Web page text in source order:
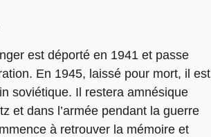
est déporté en 1941 et passe
En 1945, laissé pour mort, il est
soviétique. Il restera amnésique
et dans l’armée pendant la guerre
à retrouver la mémoire et